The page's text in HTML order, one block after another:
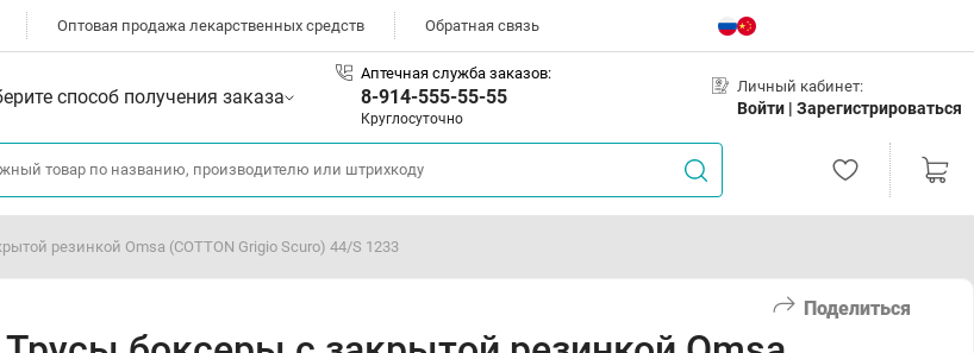
Оптовая продажа лекарственных средств Обратная связь
способ получения заказа
Аптечная служба заказов:
8-914-555-55-55
Круглосуточно
Личный кабинет:
Войти | Зарегистрироваться
резинкой Omsa (COTTON Grigio Scuro) 44/S 1233
Поделиться